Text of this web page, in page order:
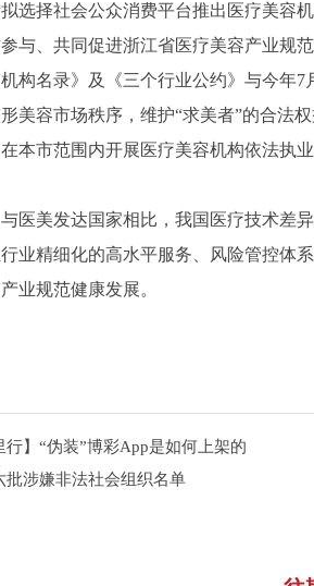
择社会公众消费平台推出医疗美容
与、共同促进浙江省医疗美容产业规
名录》及《三个行业公约》与今年7
美容市场秩序，维护“求美者”的合法
市范围内开展医疗美容机构依法执
美发达国家相比，我国医疗技术差
业精细化的高水平服务、风险管控体
业规范健康发展。
行】“伪装”博彩App是如何上架的
批涉嫌非法社会组织名单